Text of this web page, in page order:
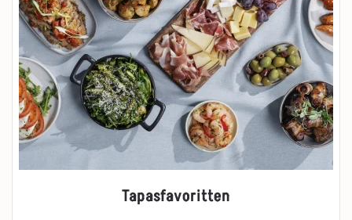
Tapasfavoritten